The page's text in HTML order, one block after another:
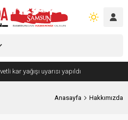
kar yağışı uyarısı yapıldı
Anasayfa Hakkımızda